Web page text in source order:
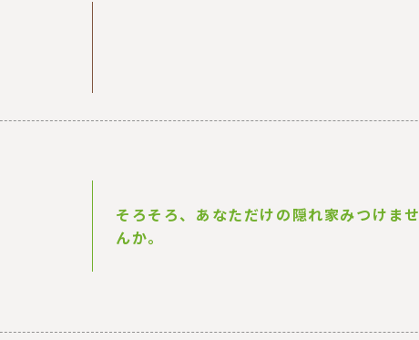
そろそろ、あなただけの隠れ家みつけませ
んか。